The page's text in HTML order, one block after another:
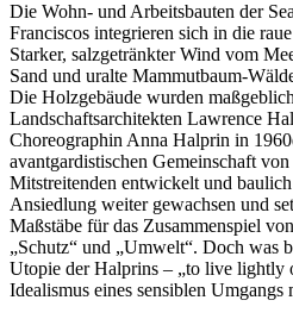
Die Wohn- und Arbeitsbauten der
Franciscos integrieren sich in die
Starker, salzgetränkter Wind vom
Sand und uralte Mammutbaum-
Die Holzgebäude wurden
Landschaftsarchitekten Lawrence
Choreographin Anna Halprin in
avantgardistischen Gemeinschaft
Mitstreitenden entwickelt und
Ansiedlung weiter gewachsen und
Maßstäbe für das Zusammenspiel
„Schutz“ und „Umwelt“. Doch was
Utopie der Halprins – „to live lightly
Idealismus eines sensiblen